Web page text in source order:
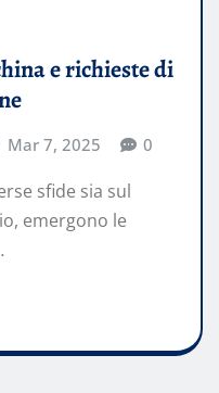
e richieste di
Mar 7, 2025 0
sfide sia sul
emergono le